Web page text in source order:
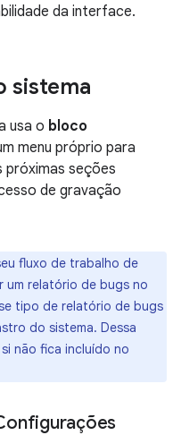
da interface.
sistema
usa o bloco
menu próprio para
próximas seções
de gravação
fluxo de trabalho de
um relatório de bugs no
tipo de relatório de bugs
do sistema. Dessa
não fica incluído no